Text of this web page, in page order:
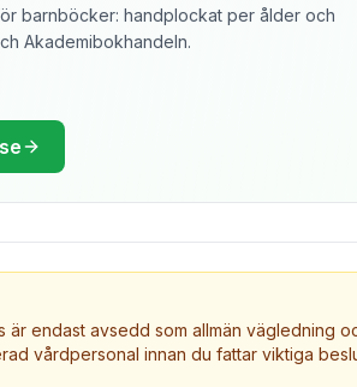
barnböcker: handplockat per ålder och
Akademibokhandeln.
är endast avsedd som allmän vägledning
vårdpersonal innan du fattar viktiga